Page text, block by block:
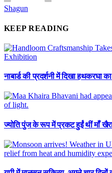
Shagun
KEEP READING
नाबार्ड की प्रदर्शनी में दिखा हथकरघा
ज्योति पुंज के रूप में प्रकट हुईं थीं माँ